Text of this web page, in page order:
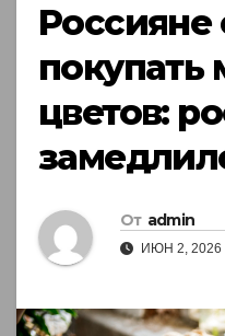
Россияне
цветов:
От admin
ИЮН 2, 2026